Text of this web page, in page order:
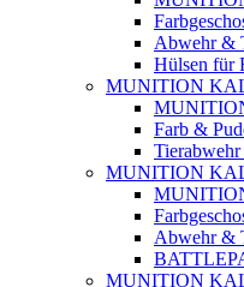
Abwehr &
Hülsen für
MUNITION
Farb &
Tierabwehr
MUNITION
Abwehr &
MUNITION